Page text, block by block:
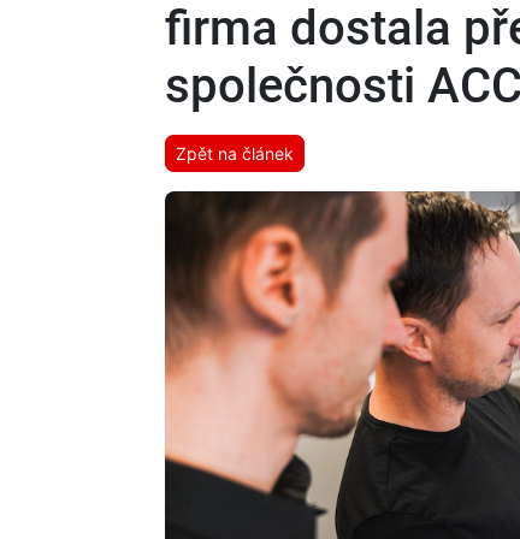
firma dostala
společnosti
Zpět na článek